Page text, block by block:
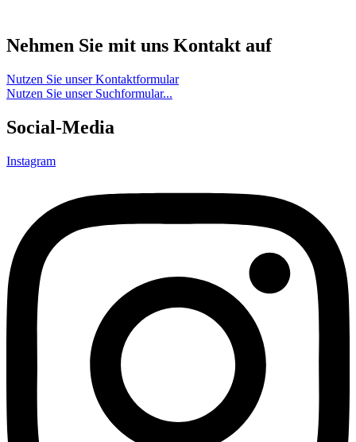
Nehmen Sie mit uns Kontakt auf
Nutzen Sie unser Kontaktformular
Nutzen Sie unser Suchformular...
Social-Media
Instagram